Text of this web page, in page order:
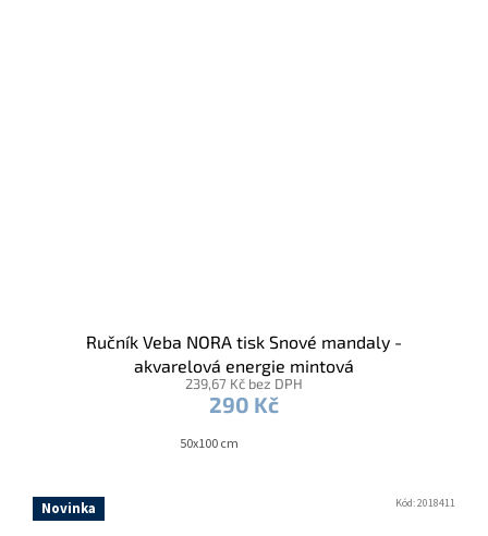
Ručník Veba NORA tisk Snové mandaly -
akvarelová energie mintová
239,67 Kč bez DPH
290 Kč
50x100 cm
Novinka Kód:2018411